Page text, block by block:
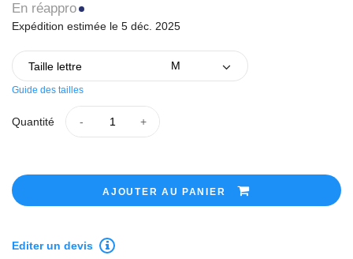
En réappro
Expédition estimée le 5 déc. 2025
Taille lettre
Guide des tailles
Quantité
AJOUTER AU PANIER
Editer un devis